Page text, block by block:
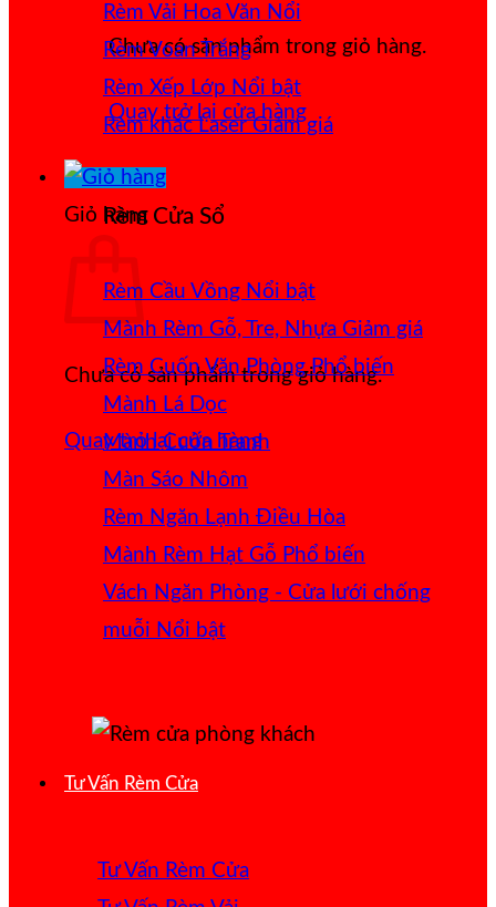
Chưa có sản phẩm trong giỏ hàng.
Quay trở lại cửa hàng
Giỏ hàng
Chưa có sản phẩm trong giỏ hàng.
Quay trở lại cửa hàng
Rèm Vải Hoa Văn Nổi
Rèm Voan Trắng
Rèm Xếp Lớp
Rèm khắc Laser
Rèm Cửa Sổ
Rèm Cầu Vồng
Mành Rèm Gỗ, Tre, Nhựa
Rèm Cuốn Văn Phòng
Mành Lá Dọc
Mành Cuốn Tranh
Màn Sáo Nhôm
Rèm Ngăn Lạnh Điều Hòa
Mành Rèm Hạt Gỗ
Vách Ngăn Phòng - Cửa lưới chống
muỗi
Tư Vấn Rèm Cửa
Tư Vấn Rèm Cửa